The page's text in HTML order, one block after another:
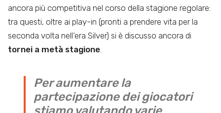
ancora più competitiva nel corso della stagione regolare:
tra questi, oltre ai play-in (pronti a prendere vita per la
seconda volta nell’era Silver) si è discusso ancora di
tornei a metà stagione.
Per aumentare la
partecipazione dei giocatori